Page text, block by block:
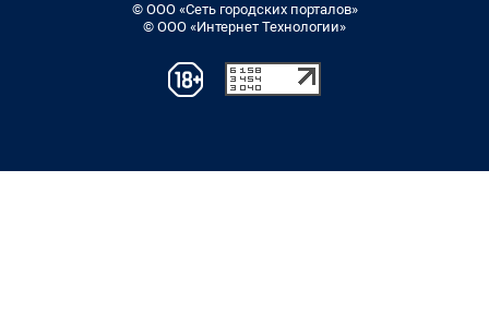
© ООО «Сеть городских порталов»
© ООО «Интернет Технологии»